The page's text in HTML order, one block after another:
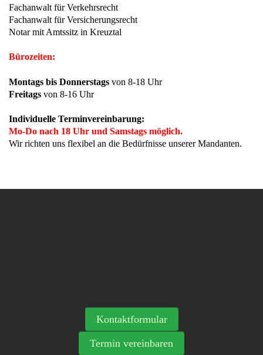
Fachanwalt für Verkehrsrecht
Fachanwalt für Versicherungsrecht
Notar mit Amtssitz in Kreuztal
Bürozeiten:
Montags bis Donnerstags von 8-18 Uhr
Freitags von 8-16 Uhr
Individuelle Terminvereinbarung:
Mo-Do nach 18 Uhr und Samstags möglich.
Wir richten uns flexibel an die Bedürfnisse unserer Mandanten.
Kontaktformular
Termin vereinbaren